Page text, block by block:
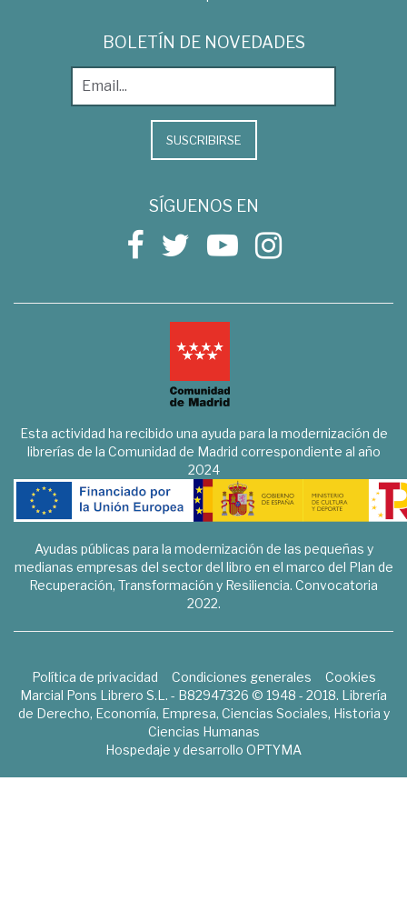
BOLETÍN DE NOVEDADES
SUSCRIBIRSE
SÍGUENOS EN
Esta actividad ha recibido una ayuda para la modernización de
librerías de la Comunidad de Madrid correspondiente al año
2024
Ayudas públicas para la modernización de las pequeñas y
medianas empresas del sector del libro en el marco del Plan de
Recuperación, Transformación y Resiliencia. Convocatoria
2022.
Política de privacidad Condiciones generales
Cookies
Marcial Pons Librero S.L. - B82947326 © 1948 - 2018. Librería
de Derecho, Economía, Empresa, Ciencias Sociales, Historia y
Ciencias Humanas
Hospedaje y desarrollo OPTYMA